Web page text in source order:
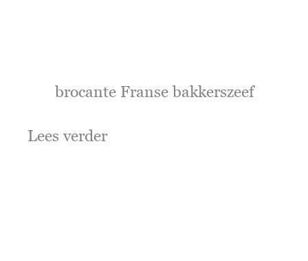
brocante Franse bakkerszeef
Lees verder